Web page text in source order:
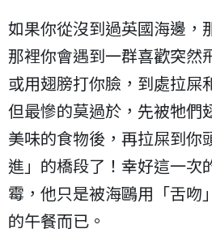
如果你從沒到過英國海邊，
那裡你會遇到一群喜歡突然
或用翅膀打你臉，到處拉屎
但最慘的莫過於，先被牠們
美味的食物後，再拉屎到你
進」的橋段了！幸好這一次
霉，他只是被海鷗用「舌吻
的午餐而已。